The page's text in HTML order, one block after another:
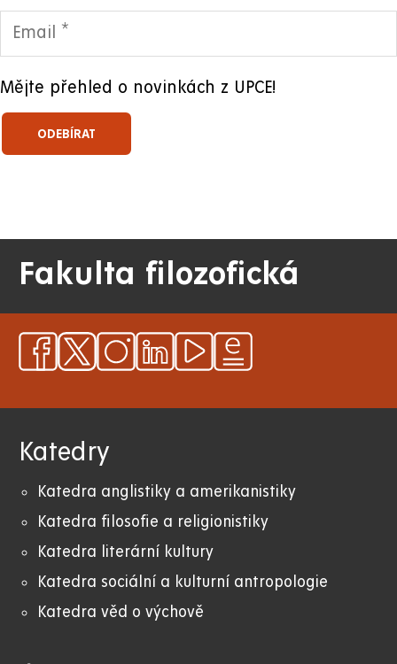
Mějte přehled o novinkách z UPCE!
Fakulta filozofická
Katedry
Katedra anglistiky a amerikanistiky
Katedra filosofie a religionistiky
Katedra literární kultury
Katedra sociální a kulturní antropologie
Katedra věd o výchově